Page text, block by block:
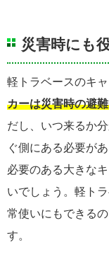
災害時にも
軽トラベースのキ
カーは災害時の避
だし、いつ来るか
ぐ側にある必要が
必要のある大きな
いでしょう。軽ト
常使いにもできる
す。